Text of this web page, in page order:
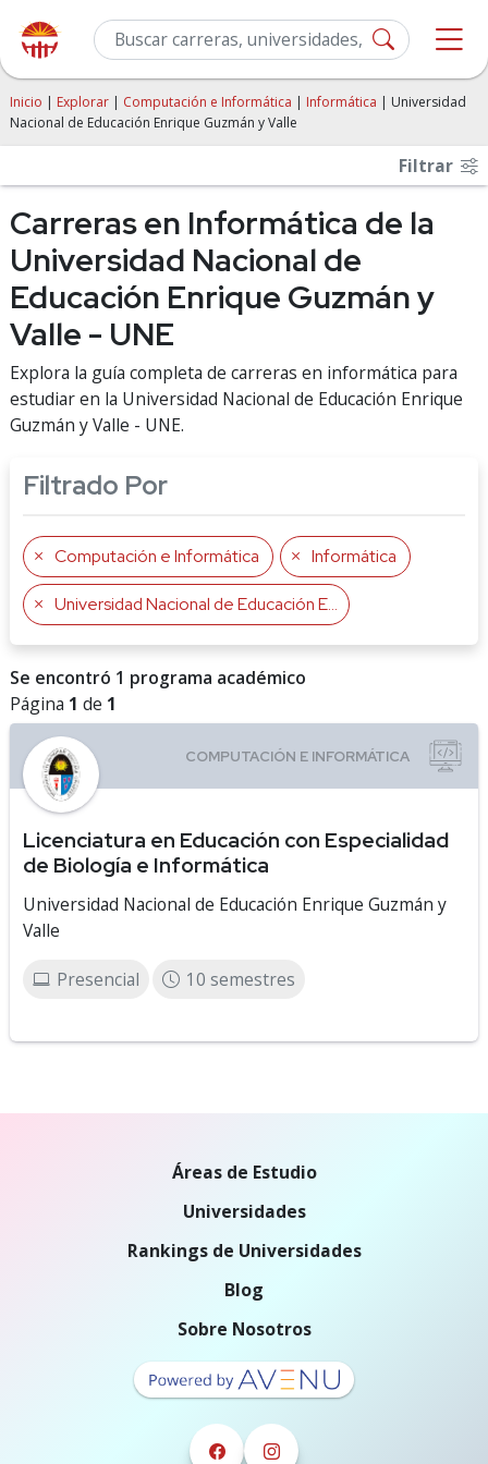
Inicio | Explorar | Computación e Informática | Informática | Universidad
Nacional de Educación Enrique Guzmán y Valle
Filtrar
Carreras en Informática de la
Universidad Nacional de
Educación Enrique Guzmán y
Valle - UNE
Explora la guía completa de carreras en informática para
estudiar en la Universidad Nacional de Educación Enrique
Guzmán y Valle - UNE.
Filtrado Por
Computación e Informática Informática
Universidad Nacional de Educación Enrique Guzmán y Valle
Se encontró 1 programa académico
Página 1 de 1
Licenciatura en Educación con Especialidad
de Biología e Informática
Universidad Nacional de Educación Enrique Guzmán y
Valle
Presencial 10 semestres
Áreas de Estudio
Universidades
Rankings de Universidades
Blog
Sobre Nosotros